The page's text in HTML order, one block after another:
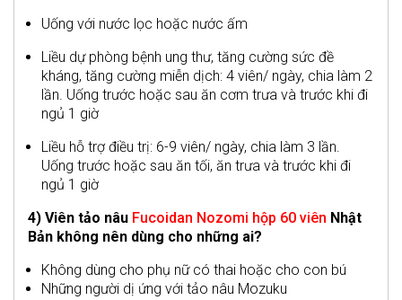
Uống với nước lọc hoặc nước ấm
Liều dự phòng bệnh ung thư, tăng cường sức đề
kháng, tăng cường miễn dịch: 4 viên/ ngày, chia làm 2
lần. Uống trước hoặc sau ăn cơm trưa và trước khi đi
ngủ 1 giờ
Liều hỗ trợ điều trị: 6-9 viên/ ngày, chia làm 3 lần.
Uống trước hoặc sau ăn tối, ăn trưa và trước khi đi
ngủ 1 giờ
4) Viên tảo nâu Fucoidan Nozomi hộp 60 viên Nhật
Bản không nên dùng cho những ai?
Không dùng cho phụ nữ có thai hoặc cho con bú
Những người dị ứng với tảo nâu Mozuku